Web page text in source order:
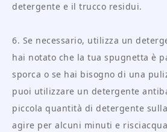
detergente e il trucco residui.
6. Se necessario, utilizza un
hai notato che la tua spugnetta è
sporca o se hai bisogno di una
puoi utilizzare un detergente
piccola quantità di detergente
agire per alcuni minuti e